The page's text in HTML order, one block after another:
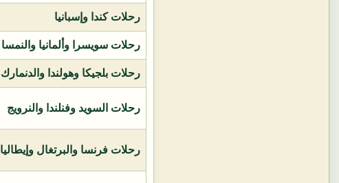
رحلات كندا وإسبانيا
رحلات سويسرا وألمانيا والنمسا
رحلات بلجيكا وهولندا والدنمارك
رحلات السويد وفنلندا والنرويج
رحلات فرنسا والبرتغال وإيطاليا